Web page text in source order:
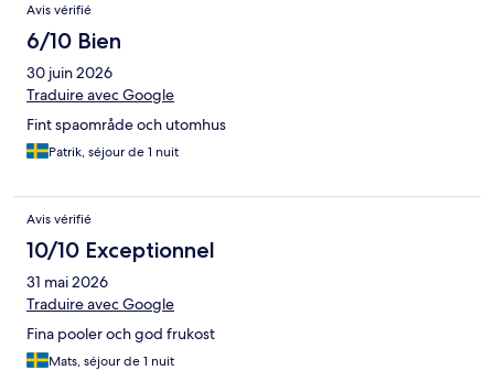
Avis vérifié
6/10 Bien
30 juin 2026
Traduire avec Google
Fint spaområde och utomhus
Patrik, séjour de 1 nuit
Avis vérifié
10/10 Exceptionnel
31 mai 2026
Traduire avec Google
Fina pooler och god frukost
Mats, séjour de 1 nuit